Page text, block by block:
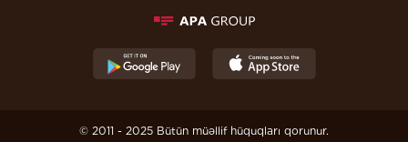
© 2011 - 2025 Bütün müəllif hüquqları qorunur.